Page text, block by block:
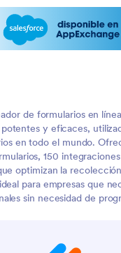
de formularios en
y eficaces,
en todo el mundo.
150
optimizan la
para empresas que
sin necesidad de